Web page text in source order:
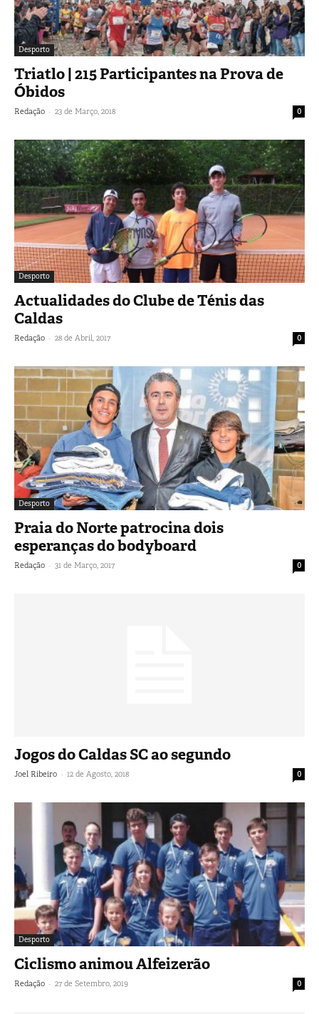
Desporto
Triatlo | 215 Participantes na Prova de
Óbidos
Redação - 23 de Março, 2018 0
Desporto
Actualidades do Clube de Ténis das
Caldas
Redação - 28 de Abril, 2017 0
Desporto
Praia do Norte patrocina dois
esperanças do bodyboard
Redação - 31 de Março, 2017 0
Jogos do Caldas SC ao segundo
Joel Ribeiro - 12 de Agosto, 2018 0
Desporto
Ciclismo animou Alfeizerão
Redação - 27 de Setembro, 2019 0